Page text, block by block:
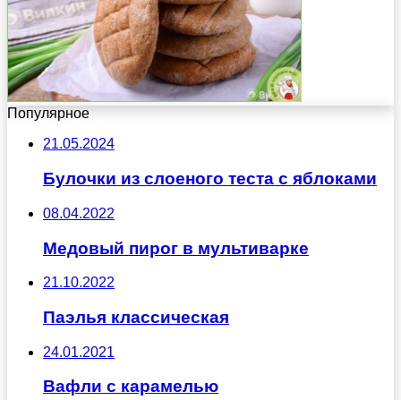
Популярное
21.05.2024
Булочки из слоеного теста с яблоками
08.04.2022
Медовый пирог в мультиварке
21.10.2022
Паэлья классическая
24.01.2021
Вафли с карамелью